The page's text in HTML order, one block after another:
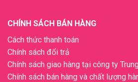
CHÍNH SÁCH BÁN HÀNG
Cách thức thanh toán
Chính sách đổi trả
Chính sách giao hàng tại công ty
Chính sách bán hàng và chất lượng